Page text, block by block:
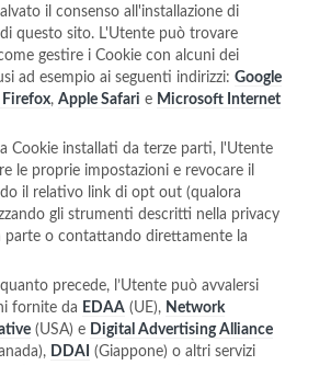
il consenso all'installazione di
questo sito. L'Utente può trovare
gestire i Cookie con alcuni dei
ad esempio ai seguenti indirizzi: Google
Firefox, Apple Safari e Microsoft Internet
Cookie installati da terze parti, l'Utente
le proprie impostazioni e revocare il
il relativo link di opt out (qualora
gli strumenti descritti nella privacy
parte o contattando direttamente la
precede, l’Utente può avvalersi
fornite da EDAA(UE), Network
(USA) e Digital Advertising Alliance
DDAI (Giappone) o altri servizi